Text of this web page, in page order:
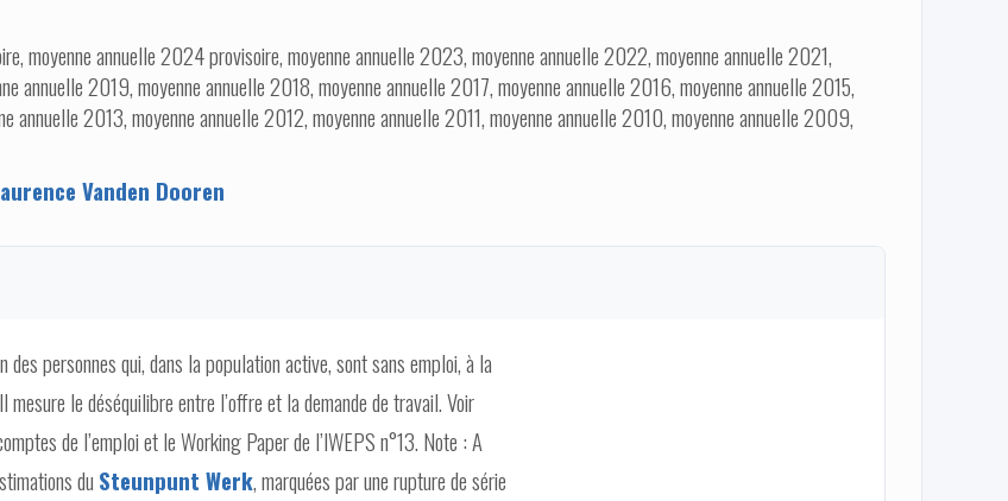
moyenne annuelle 2024 provisoire, moyenne annuelle 2023, moyenne annuelle 2022, moyenne annuelle 2021,
annuelle 2019, moyenne annuelle 2018, moyenne annuelle 2017, moyenne annuelle 2016, moyenne annuelle 2015,
annuelle 2013, moyenne annuelle 2012, moyenne annuelle 2011, moyenne annuelle 2010, moyenne annuelle 2009,
Vanden Dooren
personnes qui, dans la population active, sont sans emploi, à la
le déséquilibre entre l’offre et la demande de travail. Voir
de l’emploi et le Working Paper de l’IWEPS n°13. Note : A
du Steunpunt Werk, marquées par une rupture de série